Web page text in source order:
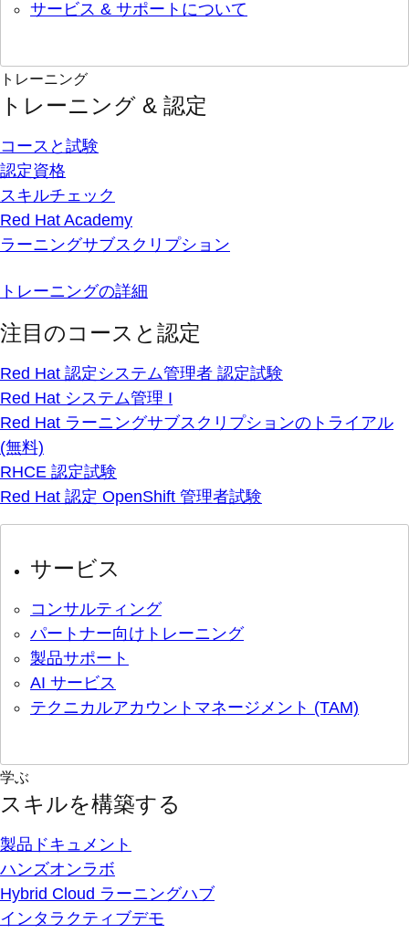
サービス & サポートについて
トレーニング
トレーニング & 認定
コースと試験
認定資格
スキルチェック
Red Hat Academy
ラーニングサブスクリプション
トレーニングの詳細
注目のコースと認定
Red Hat 認定システム管理者 認定試験
Red Hat システム管理 I
Red Hat ラーニングサブスクリプションのトライアル
(無料)
RHCE 認定試験
Red Hat 認定 OpenShift 管理者試験
サービス
コンサルティング
パートナー向けトレーニング
製品サポート
AI サービス
テクニカルアカウントマネージメント (TAM)
学ぶ
スキルを構築する
製品ドキュメント
ハンズオンラボ
Hybrid Cloud ラーニングハブ
インタラクティブデモ